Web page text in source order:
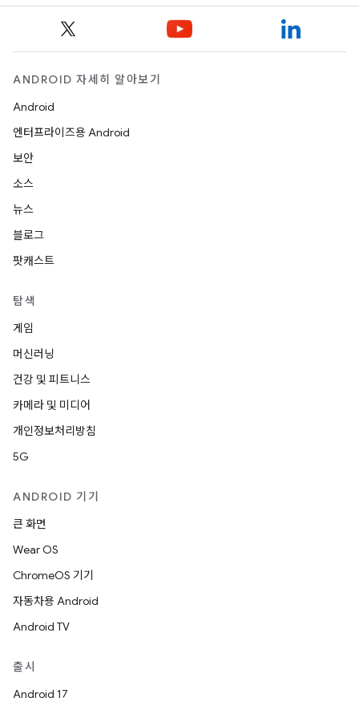
ANDROID 자세히 알아보기
Android
엔터프라이즈용 Android
보안
소스
뉴스
블로그
팟캐스트
탐색
게임
머신러닝
건강 및 피트니스
카메라 및 미디어
개인정보처리방침
5G
ANDROID 기기
큰 화면
Wear OS
ChromeOS 기기
자동차용 Android
Android TV
출시
Android 17